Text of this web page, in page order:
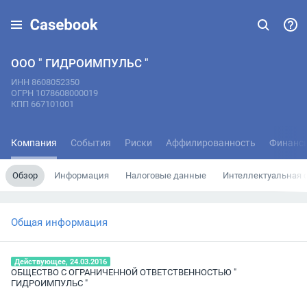
ООО " ГИДРОИМПУЛЬС "
ИНН 8608052350
ОГРН 1078608000019
КПП 667101001
Компания События Риски Аффилированность
Обзор Информация Налоговые данные Интеллектуальная
Общая информация
Действующее, 24.03.2016
ОБЩЕСТВО С ОГРАНИЧЕННОЙ ОТВЕТСТВЕННОСТЬЮ "
ГИДРОИМПУЛЬС "